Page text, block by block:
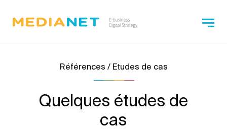
Références / Etudes de cas
Quelques études de
cas